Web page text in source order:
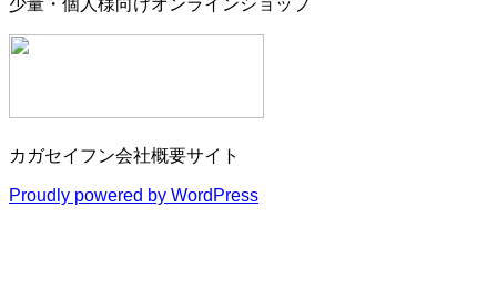
少量・個人様向けオンラインショップ
カガセイフン会社概要サイト
Proudly powered by WordPress